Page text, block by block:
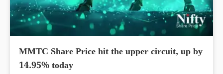
MMTC Share Price hit the upper circuit, up by
14.95% today